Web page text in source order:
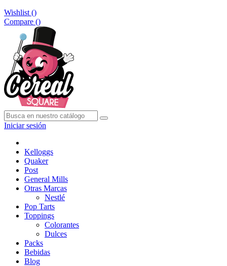
Wishlist ()
Compare ()
Iniciar sesión
Kelloggs
Quaker
Post
General Mills
Otras Marcas
Nestlé
Pop Tarts
Toppings
Colorantes
Dulces
Packs
Bebidas
Blog